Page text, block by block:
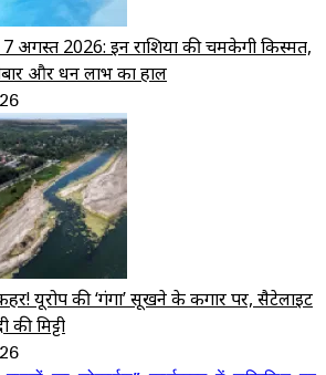
अगस्त 2026: इन राशियों की चमकेगी किस्मत,
और धन लाभ का हाल
यूरोप की ‘गंगा’ सूखने के कगार पर, सैटेलाइट
की मिट्टी